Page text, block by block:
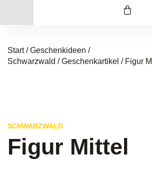
Start/Geschenkideen /
Schwarzwald /Geschenkartikel / Figur
SCHWARZWALD
Figur Mittel